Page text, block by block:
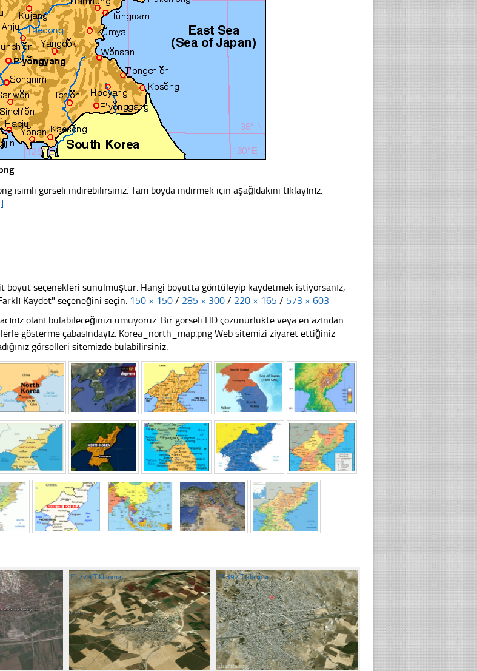
isimli görseli indirebilirsiniz. Tam boyda indirmek için aşağıdakini tıklayınız.
boyut seçenekleri sunulmuştur. Hangi boyutta göntüleyip kaydetmek istiyorsanız,
Kaydet" seçeneğini seçin. 150 × 150 / 285 × 300 / 220 × 165 / 573 × 603
olanı bulabileceğinizi umuyoruz. Bir görseli HD çözünürlükte veya en azından
gösterme çabasındayız. Korea_north_map.png Web sitemizi ziyaret ettiğiniz
görselleri sitemizde bulabilirsiniz.
☐279 Tıklanma ☐397 Tıklanma